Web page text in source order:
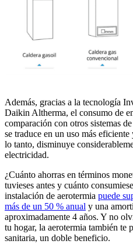
Además, gracias a la tecnología
Daikin Altherma, el consumo de
comparación con otros sistemas
se traduce en un uso más
lo tanto, disminuye
electricidad.
¿Cuánto ahorras en términos
tuvieses antes y cuánto
instalación de aerotermia puede
más de un 50 % anual y una
aproximadamente 4 años. Y no
tu hogar, la aerotermia también te
sanitaria, un doble beneficio.